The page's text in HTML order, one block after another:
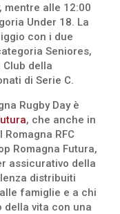
mentre alle 12:00
Under 18. La
con i due
Seniores,
della
di Serie C.
Rugby Day è
, che anche in
RFC
Romagna Futura,
assicurativo della
distribuiti
famiglie e a chi
della vita con una